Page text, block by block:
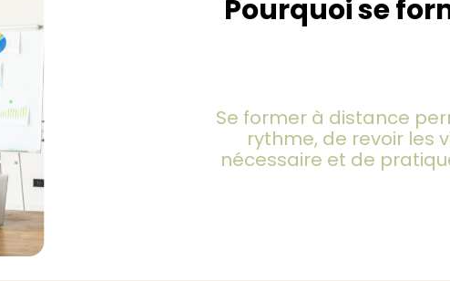
Pourquoi se
Se former à distance
rythme, de revoir les
nécessaire et de